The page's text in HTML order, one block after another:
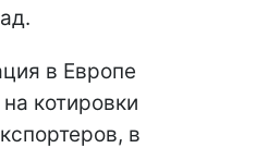
в Европе
котировки
в